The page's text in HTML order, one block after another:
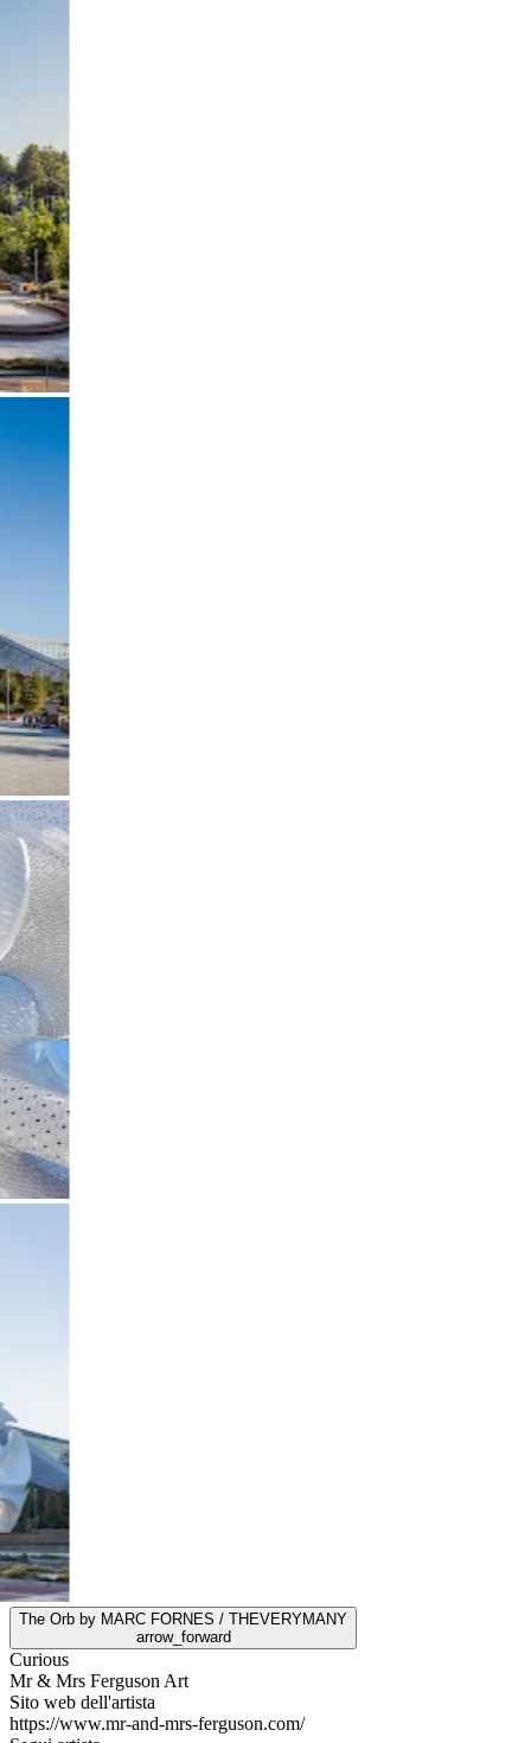
The Orb by MARC FORNES / THEVERYMANY
arrow_forward
Curious
Mr & Mrs Ferguson Art
Sito web dell'artista
https://www.mr-and-mrs-ferguson.com/